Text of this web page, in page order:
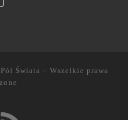
Świata – Wszelkie prawa